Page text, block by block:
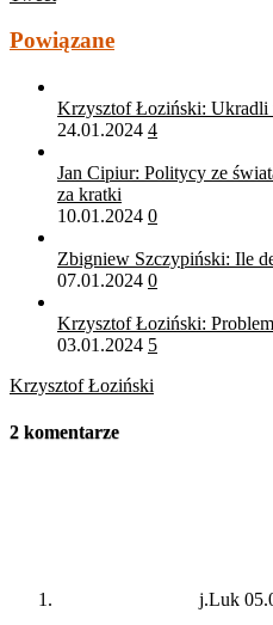
Powiązane
Krzysztof Łoziński: Ukradli
24.01.2024 4
Jan Cipiur: Politycy ze
za kratki
10.01.2024 0
Zbigniew Szczypiński: Ile
07.01.2024 0
Krzysztof Łoziński:
03.01.2024 5
Krzysztof Łoziński
2 komentarze
j.Luk